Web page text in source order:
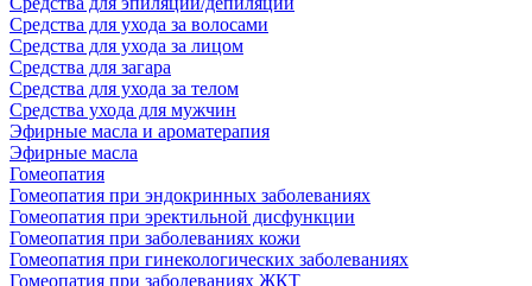
Средства для ухода за волосами
Средства для ухода за лицом
Средства для загара
Средства для ухода за телом
Средства ухода для мужчин
Эфирные масла и ароматерапия
Эфирные масла
Гомеопатия
Гомеопатия при эндокринных заболеваниях
Гомеопатия при эректильной дисфункции
Гомеопатия при заболеваниях кожи
Гомеопатия при гинекологических заболеваниях
Гомеопатия при заболеваниях ЖКТ